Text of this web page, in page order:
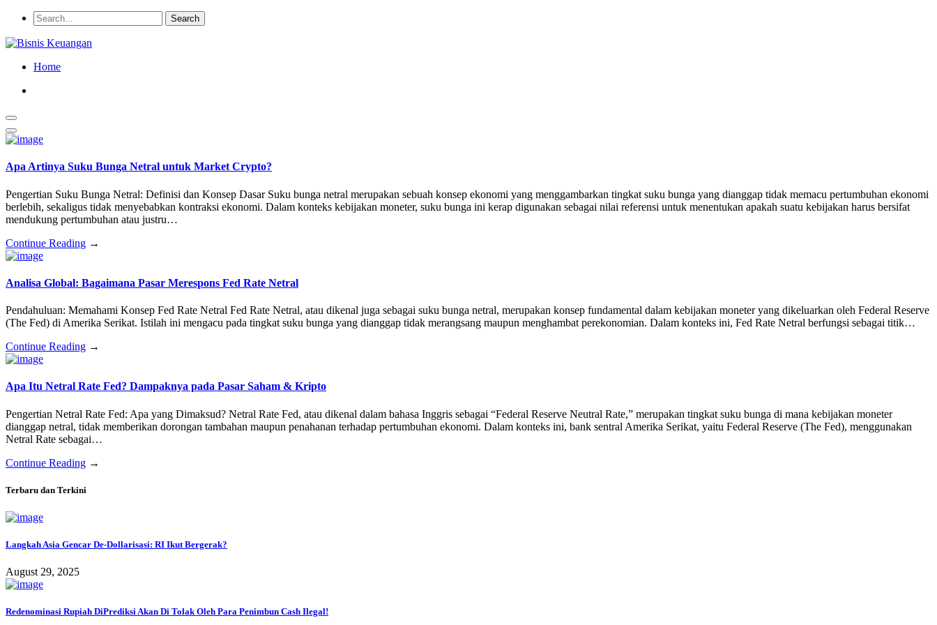
Home
Apa Artinya Suku Bunga Netral untuk Market Crypto?
Pengertian Suku Bunga Netral: Definisi dan Konsep Dasar Suku bunga netral merupakan sebuah konsep ekonomi yang menggambarkan tingkat suku bunga yang dianggap tidak memacu pertumbuhan ekonomi
berlebih, sekaligus tidak menyebabkan kontraksi ekonomi. Dalam konteks kebijakan moneter, suku bunga ini kerap digunakan sebagai nilai referensi untuk menentukan apakah suatu kebijakan harus bersifat
mendukung pertumbuhan atau justru…
Continue Reading →
Analisa Global: Bagaimana Pasar Merespons Fed Rate Netral
Pendahuluan: Memahami Konsep Fed Rate Netral Fed Rate Netral, atau dikenal juga sebagai suku bunga netral, merupakan konsep fundamental dalam kebijakan moneter yang dikeluarkan oleh Federal Reserve
(The Fed) di Amerika Serikat. Istilah ini mengacu pada tingkat suku bunga yang dianggap tidak merangsang maupun menghambat perekonomian. Dalam konteks ini, Fed Rate Netral berfungsi sebagai titik…
Continue Reading →
Apa Itu Netral Rate Fed? Dampaknya pada Pasar Saham & Kripto
Pengertian Netral Rate Fed: Apa yang Dimaksud? Netral Rate Fed, atau dikenal dalam bahasa Inggris sebagai “Federal Reserve Neutral Rate,” merupakan tingkat suku bunga di mana kebijakan moneter
dianggap netral, tidak memberikan dorongan tambahan maupun penahanan terhadap pertumbuhan ekonomi. Dalam konteks ini, bank sentral Amerika Serikat, yaitu Federal Reserve (The Fed), menggunakan
Netral Rate sebagai…
Continue Reading →
Terbaru dan Terkini
Langkah Asia Gencar De-Dollarisasi: RI Ikut Bergerak?
August 29, 2025
Redenominasi Rupiah DiPrediksi Akan Di Tolak Oleh Para Penimbun Cash Ilegal!